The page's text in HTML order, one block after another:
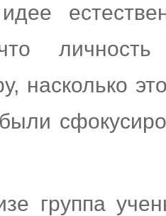
насколько
группа